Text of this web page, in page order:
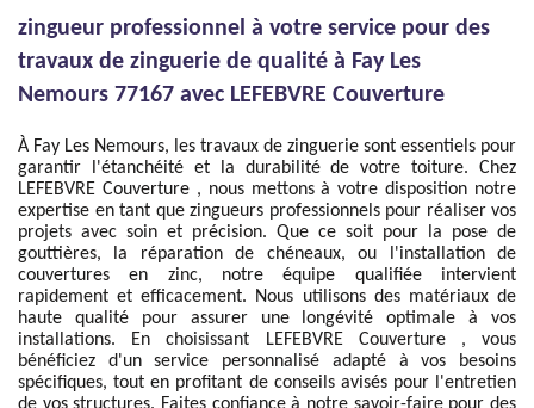
zingueur professionnel à votre service pour des
travaux de zinguerie de qualité à Fay Les
Nemours 77167 avec LEFEBVRE Couverture
À Fay Les Nemours, les travaux de zinguerie sont essentiels pour
garantir l'étanchéité et la durabilité de votre toiture. Chez
LEFEBVRE Couverture , nous mettons à votre disposition notre
expertise en tant que zingueurs professionnels pour réaliser vos
projets avec soin et précision. Que ce soit pour la pose de
gouttières, la réparation de chéneaux, ou l'installation de
couvertures en zinc, notre équipe qualifiée intervient
rapidement et efficacement. Nous utilisons des matériaux de
haute qualité pour assurer une longévité optimale à vos
installations. En choisissant LEFEBVRE Couverture , vous
bénéficiez d'un service personnalisé adapté à vos besoins
spécifiques, tout en profitant de conseils avisés pour l'entretien